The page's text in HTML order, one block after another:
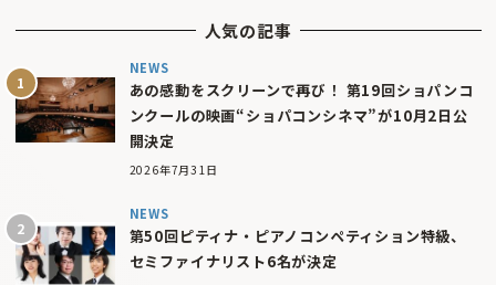
人気の記事
NEWS
あの感動をスクリーンで再び！ 第19回ショパンコ
ンクールの映画“ショパコンシネマ”が10月2日公
開決定
2026年7月31日
NEWS
第50回ピティナ・ピアノコンペティション特級、
セミファイナリスト6名が決定